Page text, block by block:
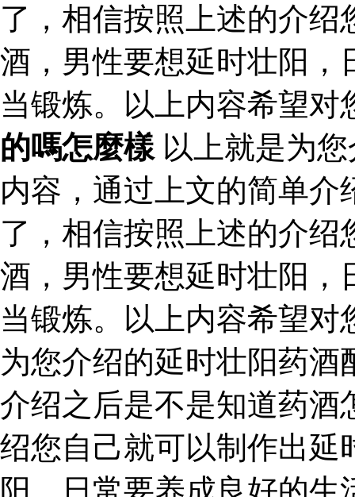
了，相信按照上述的介
酒，男性要想延时壮阳，
当锻炼。以上内容希望
的嗎怎麼樣 以上就是为
内容，通过上文的简单
了，相信按照上述的介
酒，男性要想延时壮阳，
当锻炼。以上内容希望
为您介绍的延时壮阳药
介绍之后是不是知道药酒
绍您自己就可以制作出延
阳，日常要养成良好的